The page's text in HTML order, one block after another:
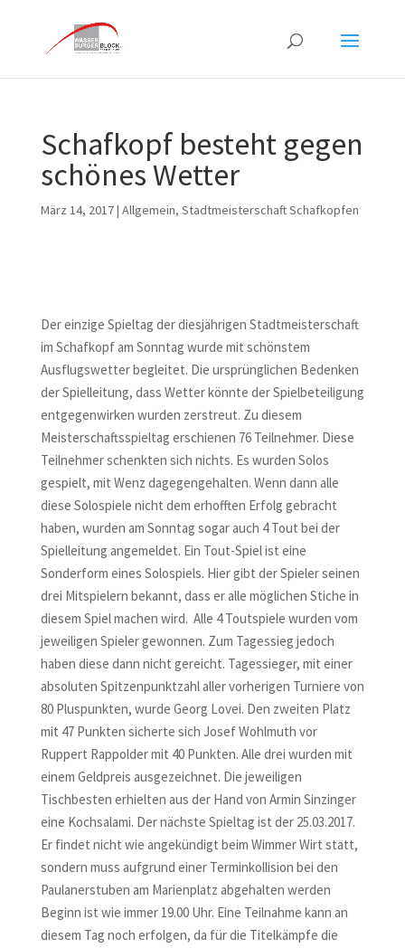
Schafkopf besteht gegen
schönes Wetter
März 14, 2017| Allgemein, Stadtmeisterschaft Schafkopfen
Der einzige Spieltag der diesjährigen Stadtmeisterschaft
im Schafkopf am Sonntag wurde mit schönstem
Ausflugswetter begleitet. Die ursprünglichen Bedenken
der Spielleitung, dass Wetter könnte der Spielbeteiligung
entgegenwirken wurden zerstreut. Zu diesem
Meisterschaftsspieltag erschienen 76 Teilnehmer. Diese
Teilnehmer schenkten sich nichts. Es wurden Solos
gespielt, mit Wenz dagegengehalten. Wenn dann alle
diese Solospiele nicht dem erhofften Erfolg gebracht
haben, wurden am Sonntag sogar auch 4 Tout bei der
Spielleitung angemeldet. Ein Tout-Spiel ist eine
Sonderform eines Solospiels. Hier gibt der Spieler seinen
drei Mitspielern bekannt, dass er alle möglichen Stiche in
diesem Spiel machen wird. Alle 4 Toutspiele wurden vom
jeweiligen Spieler gewonnen. Zum Tagessieg jedoch
haben diese dann nicht gereicht. Tagessieger, mit einer
absoluten Spitzenpunktzahl aller vorherigen Turniere von
80 Pluspunkten, wurde Georg Lovei. Den zweiten Platz
mit 47 Punkten sicherte sich Josef Wohlmuth vor
Ruppert Rappolder mit 40 Punkten. Alle drei wurden mit
einem Geldpreis ausgezeichnet. Die jeweiligen
Tischbesten erhielten aus der Hand von Armin Sinzinger
eine Kochsalami. Der nächste Spieltag ist der 25.03.2017.
Er findet nicht wie angekündigt beim Wimmer Wirt statt,
sondern muss aufgrund einer Terminkollision bei den
Paulanerstuben am Marienplatz abgehalten werden
Beginn ist wie immer 19.00 Uhr. Eine Teilnahme kann an
diesem Tag noch erfolgen, da für die Titelkämpfe die